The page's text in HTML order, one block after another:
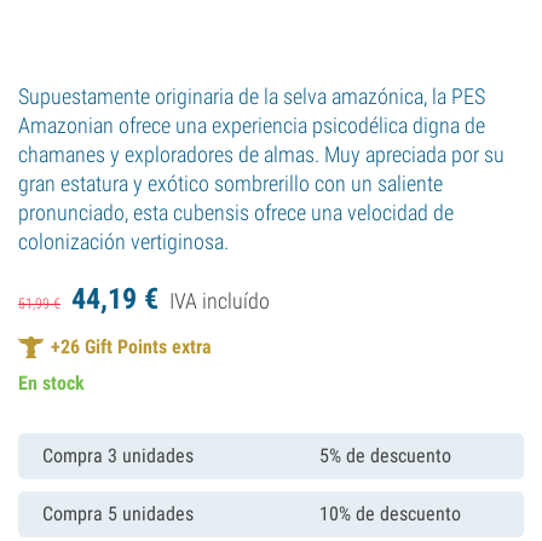
Supuestamente originaria de la selva amazónica, la PES
Amazonian ofrece una experiencia psicodélica digna de
chamanes y exploradores de almas. Muy apreciada por su
gran estatura y exótico sombrerillo con un saliente
pronunciado, esta cubensis ofrece una velocidad de
colonización vertiginosa.
51,99€ 44,19 € IVA incluído
+26 Gift Points extra
En stock
Compra 3 unidades 5% de descuento
Compra 5 unidades 10% de descuento